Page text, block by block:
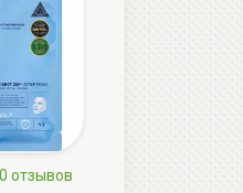
0 отзывов